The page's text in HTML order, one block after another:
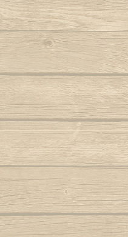
Berimbau
Autor : Graduado Voador
Berimbau
Autor : Boa Voz
Berimbau
Cade meu espinho
Autor : Profesor
Camafeu
Capineiro
Capoeira a mais
Autor : Mestre
Capoeira da